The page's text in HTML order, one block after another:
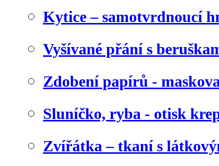
Kytice – samotvrdnoucí
Vyšívané přání s
Zdobení papírů -
Sluníčko, ryba - otisk
Zvířátka – tkaní s